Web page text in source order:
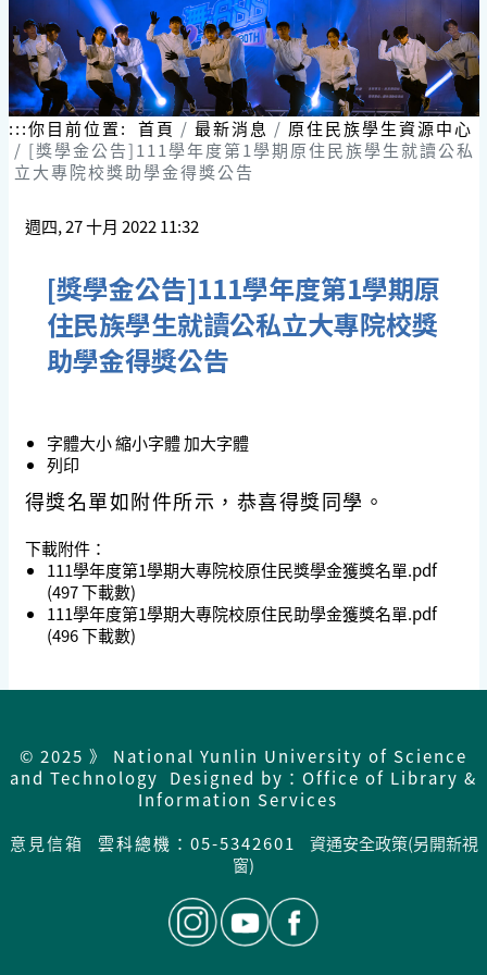
:::你目前位置: 首頁 最新消息
原住民族學生資源中心
[獎學金公告]111學年度第1學期原住民族學生就讀公私
立大專院校獎助學金得獎公告
週四, 27 十月 2022 11:32
[獎學金公告]111學年度第1學期原
住民族學生就讀公私立大專院校獎
助學金得獎公告
字體大小縮小字體加大字體
列印
得獎名單如附件所示，恭喜得獎同學。
下載附件：
111學年度第1學期大專院校原住民獎學金獲獎名單.pdf
(497 下載數)
111學年度第1學期大專院校原住民助學金獲獎名單.pdf
(496 下載數)
© 2025 》 National Yunlin University of Science
and Technology Designed by：Office of Library &
Information Services
意見信箱
雲科總機：05-5342601
資通安全政策(另開新視
窗)